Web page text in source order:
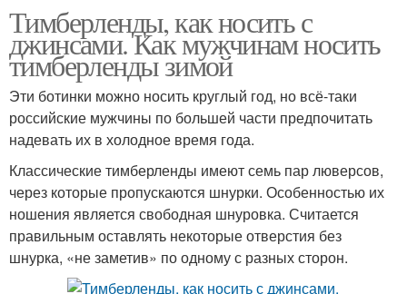
Тимберленды, как носить с
джинсами. Как мужчинам носить
тимберленды зимой
Эти ботинки можно носить круглый год, но всё-таки
российские мужчины по большей части предпочитать
надевать их в холодное время года.
Классические тимберленды имеют семь пар люверсов,
через которые пропускаются шнурки. Особенностью их
ношения является свободная шнуровка. Считается
правильным оставлять некоторые отверстия без
шнурка, «не заметив» по одному с разных сторон.